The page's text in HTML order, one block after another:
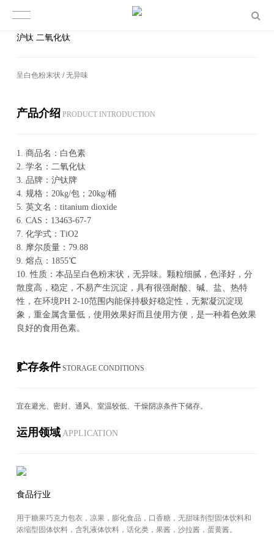
沪钛 二氧化钛
呈白色粉末状 / 无异味
产品介绍 PROD­UCT IN­TRO­DUC­TION
1. 商品名：白色素
2. 学名：二氧化钛
3. 品牌：沪钛牌
4. 规格：20kg/包；20kg/桶
5. 英文名：titanium dioxide
6. CAS：13463-67-7
7. 化学式：TiO2
8. 摩尔质量：79.88
9. 熔点：1855℃
10.性质：本品呈白色粉末状，无异味。颗粒细腻，色泽好，分
散度高，稳定，不易产生沉淀，具有很强耐酸、碱、盐、热特
性，在环境PH 2-10范围内能保持极好稳定性，无絮凝沉淀现
象，重金属含量低，使用效果好而且使用方便，是一种着色效果
良好的食用色素。
贮存条件 STOR­AGE CON­DI­TIONS
宜在避光、密封、通风、室温较低、干燥阴凉条件下储存。
运用领域 AP­PLI­CA­TION
食品行业
用于糖果巧克力包衣，凉果，膨化食品，口香糖，无甜味剂型固体饮料和
浓缩型固体饮料，含乳液体饮料，话化类，果酱，沙拉酱，蛋黄酱。